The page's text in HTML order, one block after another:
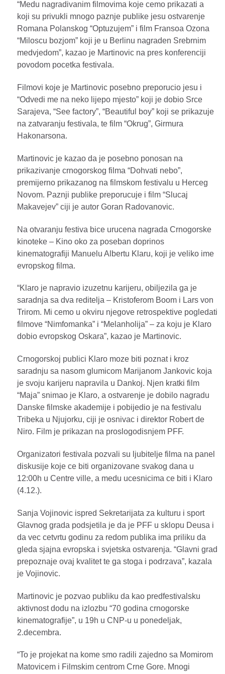
“Medu nagradivanim filmovima koje cemo prikazati a
koji su privukli mnogo paznje publike jesu ostvarenje
Romana Polanskog “Optuzujem” i film Fransoa Ozona
“Miloscu bozjom” koji je u Berlinu nagraden Srebrnim
medvjedom”, kazao je Martinovic na pres konferenciji
povodom pocetka festivala.
Filmovi koje je Martinovic posebno preporucio jesu i
“Odvedi me na neko lijepo mjesto” koji je dobio Srce
Sarajeva, “See factory”, “Beautiful boy” koji se prikazuje
na zatvaranju festivala, te film “Okrug”, Girmura
Hakonarsona.
Martinovic je kazao da je posebno ponosan na
prikazivanje crnogorskog filma “Dohvati nebo”,
premijerno prikazanog na filmskom festivalu u Herceg
Novom. Paznji publike preporucuje i film “Slucaj
Makavejev” ciji je autor Goran Radovanovic.
Na otvaranju festiva bice urucena nagrada Crnogorske
kinoteke – Kino oko za poseban doprinos
kinematografiji Manuelu Albertu Klaru, koji je veliko ime
evropskog filma.
“Klaro je napravio izuzetnu karijeru, obiljezila ga je
saradnja sa dva reditelja – Kristoferom Boom i Lars von
Trirom. Mi cemo u okviru njegove retrospektive pogledati
filmove “Nimfomanka” i “Melanholija” – za koju je Klaro
dobio evropskog Oskara”, kazao je Martinovic.
Crnogorskoj publici Klaro moze biti poznat i kroz
saradnju sa nasom glumicom Marijanom Jankovic koja
je svoju karijeru napravila u Dankoj. Njen kratki film
“Maja” snimao je Klaro, a ostvarenje je dobilo nagradu
Danske filmske akademije i pobijedio je na festivalu
Tribeka u Njujorku, ciji je osnivac i direktor Robert de
Niro. Film je prikazan na proslogodisnjem PFF.
Organizatori festivala pozvali su ljubitelje filma na panel
diskusije koje ce biti organizovane svakog dana u
12:00h u Centre ville, a medu ucesnicima ce biti i Klaro
(4.12.).
Sanja Vojinovic ispred Sekretarijata za kulturu i sport
Glavnog grada podsjetila je da je PFF u sklopu Deusa i
da vec cetvrtu godinu za redom publika ima priliku da
gleda sjajna evropska i svjetska ostvarenja. “Glavni grad
prepoznaje ovaj kvalitet te ga stoga i podrzava”, kazala
je Vojinovic.
Martinovic je pozvao publiku da kao predfestivalsku
aktivnost dodu na izlozbu “70 godina crnogorske
kinematografije”, u 19h u CNP-u u ponedeljak,
2.decembra.
“To je projekat na kome smo radili zajedno sa Momirom
Matovicem i Filmskim centrom Crne Gore. Mnogi